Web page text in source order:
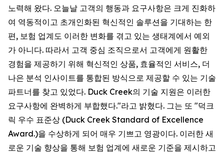
노력해 왔다. 오늘날 고객의 행동과 요구사항은 크게 진화하
여 역동적이고 초개인화된 혁신적인 솔루션을 기대하는 한
편, 보험 업계도 이러한 변화를 겪고 있는 생태계에서 예외
가 아니다. 따라서 고객 중심 조직으로서 고객에게 원활한
경험을 제공하기 위해 혁신적인 상품, 효율적인 서비스, 더
나은 분석 인사이트를 통합된 방식으로 제공할 수 있는 기술
파트너를 찾고 있었다. Duck Creek의 기술 지원은 이러한
요구사항에 완벽하게 부합했다."라고 밝혔다. 그는 또 "덕크
릭 우수 표준상 (Duck Creek Standard of Excellence
Award.)을 수상하게 되어 매우 기쁘고 영광이다. 이러한 새
로운 기술 향상을 통해 보험 업계에 새로운 기준을 제시하고